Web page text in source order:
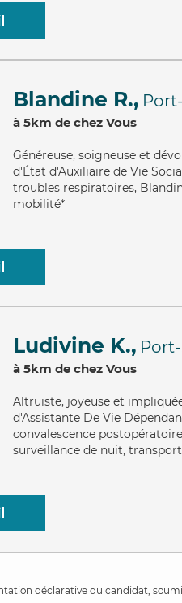
Blandine R.,
à 5km de chez Vous
Généreuse, soigneuse et
d'État d'Auxiliaire de Vie
troubles respiratoires,
mobilité*
Ludivine K.,
à 5km de chez Vous
Altruiste, joyeuse et
d'Assistante De Vie
convalescence
surveillance de nuit,
déclarative du candidat,